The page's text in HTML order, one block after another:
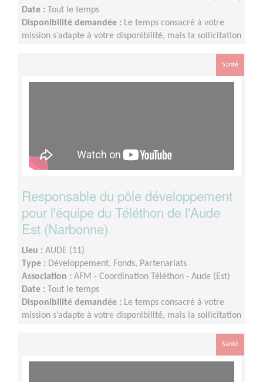
Date :
Tout le temps
Disponibilité demandée : Le temps consacré à votre
mission s’adapte à votre disponibilité, mais la sollicitation
Santé
Responsable du pôle développement
pour l'équipe du Téléthon de l'Aude
Est (Narbonne)
Lieu : AUDE (11)
Type : Développement, Fonds, Partenariats
Association : AFM - Coordination Téléthon - Aude (Est)
Date :
Tout le temps
Disponibilité demandée : Le temps consacré à votre
mission s’adapte à votre disponibilité, mais la sollicitation
Santé